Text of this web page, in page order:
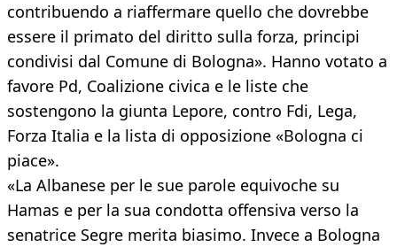
contribuendo a riaffermare quello che dovrebbe
essere il primato del diritto sulla forza, principi
condivisi dal Comune di Bologna». Hanno votato a
favore Pd, Coalizione civica e le liste che
sostengono la giunta Lepore, contro Fdi, Lega,
Forza Italia e la lista di opposizione «Bologna ci
piace».
«La Albanese per le sue parole equivoche su
Hamas e per la sua condotta offensiva verso la
senatrice Segre merita biasimo. Invece a Bologna